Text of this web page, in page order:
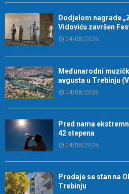
Dodjelom nagrade
Vidoviću završen
04/08/2026
Međunarodni
avgusta u Trebinju
04/08/2026
Pred nama
42 stepena
04/08/2026
Prodaje se stan na
Trebinju